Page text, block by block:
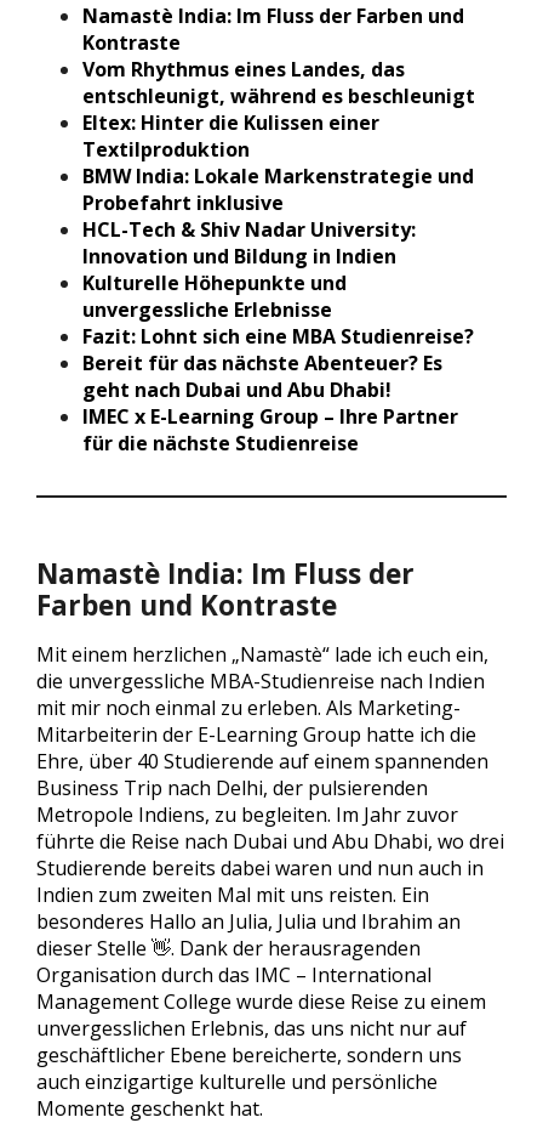
Namastè India: Im Fluss der Farben und
Kontraste
Vom Rhythmus eines Landes, das
entschleunigt, während es beschleunigt
Eltex: Hinter die Kulissen einer
Textilproduktion
BMW India: Lokale Markenstrategie und
Probefahrt inklusive
HCL-Tech & Shiv Nadar University:
Innovation und Bildung in Indien
Kulturelle Höhepunkte und
unvergessliche Erlebnisse
Fazit: Lohnt sich eine MBA Studienreise?
Bereit für das nächste Abenteuer? Es
geht nach Dubai und Abu Dhabi!
IMEC x E-Learning Group – Ihre Partner
für die nächste Studienreise
Namastè India: Im Fluss der
Farben und Kontraste
Mit einem herzlichen „Namastè“ lade ich euch ein,
die unvergessliche MBA-Studienreise nach Indien
mit mir noch einmal zu erleben. Als Marketing-
Mitarbeiterin der E-Learning Group hatte ich die
Ehre, über 40 Studierende auf einem spannenden
Business Trip nach Delhi, der pulsierenden
Metropole Indiens, zu begleiten. Im Jahr zuvor
führte die Reise nach Dubai und Abu Dhabi, wo drei
Studierende bereits dabei waren und nun auch in
Indien zum zweiten Mal mit uns reisten. Ein
besonderes Hallo an Julia, Julia und Ibrahim an
dieser Stelle 👋. Dank der herausragenden
Organisation durch das IMC – International
Management College wurde diese Reise zu einem
unvergesslichen Erlebnis, das uns nicht nur auf
geschäftlicher Ebene bereicherte, sondern uns
auch einzigartige kulturelle und persönliche
Momente geschenkt hat.